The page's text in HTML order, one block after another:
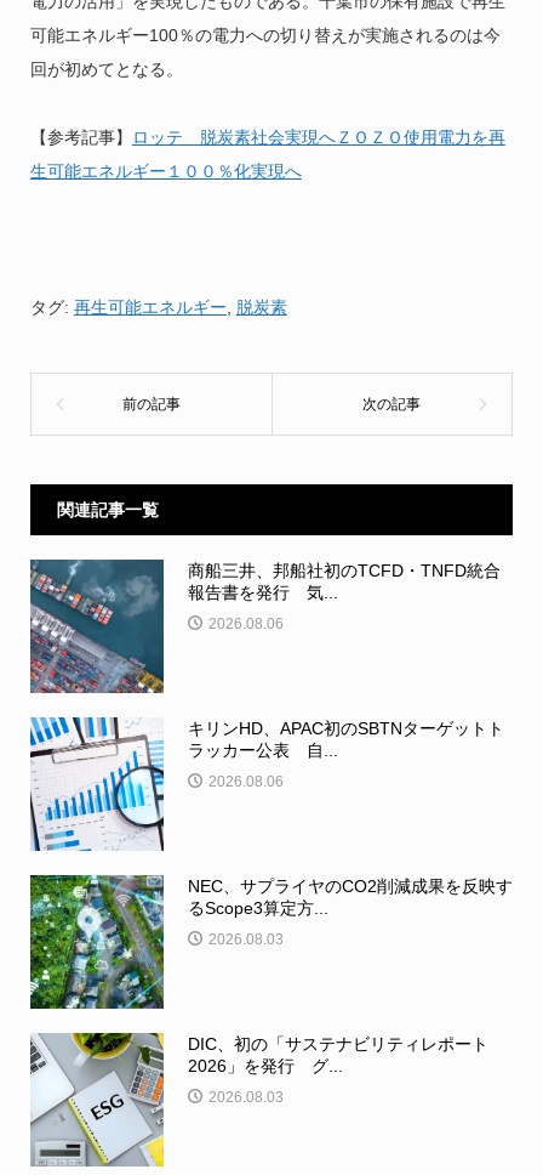
可能エネルギー100％の電力への切り替えが実施されるのは今
回が初めてとなる。
【参考記事】
ロッテ 脱炭素社会実現へＺＯＺＯ使用電力を再
生可能エネルギー１００％化実現へ
タグ: 再生可能エネルギー 脱炭素
関連記事一覧
商船三井、邦船社初のTCFD・TNFD統合
報告書を発行 気...
2026.08.06
キリンHD、APAC初のSBTNターゲットト
ラッカー公表 自...
2026.08.06
NEC、サプライヤのCO2削減成果を反映す
るScope3算定方...
2026.08.03
DIC、初の「サステナビリティレポート
2026」を発行 グ...
2026.08.03